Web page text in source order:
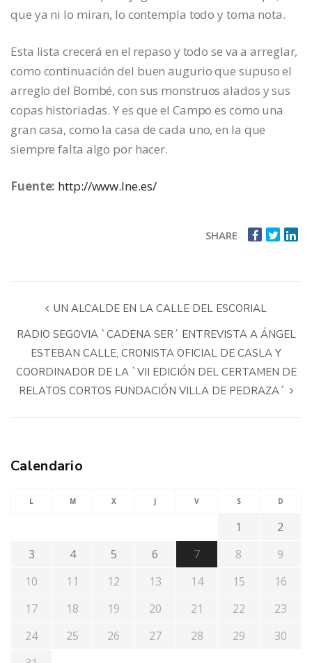
que ya ni lo miran, lo contempla todo y toma nota.
Esta lista crecerá en el repaso y todo se va a arreglar,
como continuación del buen augurio que supuso el
arreglo del Bombé, con sus monstruos alados y sus
copas historiadas. Y es que el Campo es como una
gran casa, como la casa de cada uno, en la que
siempre falta algo por hacer.
Fuente: http://www.lne.es/
SHARE
UN ALCALDE EN LA CALLE DEL ESCORIAL
RADIO SEGOVIA `CADENA SER´ ENTREVISTA A ÁNGEL
ESTEBAN CALLE, CRONISTA OFICIAL DE CASLA Y
COORDINADOR DE LA `VII EDICIÓN DEL CERTAMEN DE
RELATOS CORTOS FUNDACIÓN VILLA DE PEDRAZA´
Calendario
L M X J V S D
1
2
3
4 5 6 7 8
9
10
11 12 13 14 15
16
17
18 19 20 21 22
23
24
25 26 27 28 29
30